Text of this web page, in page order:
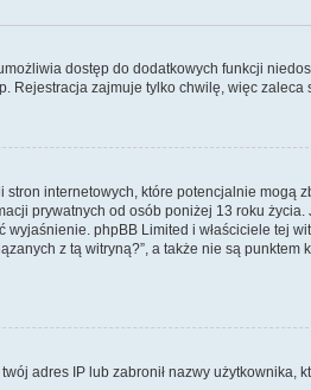
dostęp do dodatkowych funkcji
Rejestracja zajmuje tylko chwilę, więc zaleca
internetowych, które potencjalnie mogą
prywatnych od osób poniżej 13 roku życia.
phpBB Limited i właściciele tej
z tą witryną?”, a także nie są punktem
adres IP lub zabronił nazwy użytkownika,